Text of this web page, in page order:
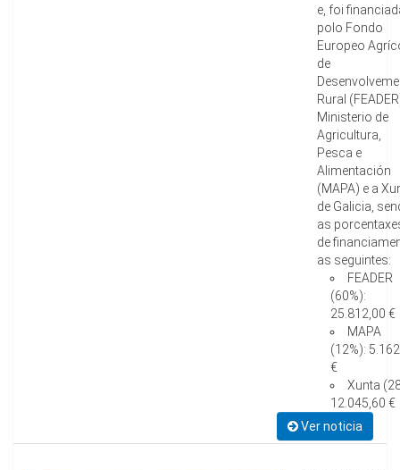
e, foi
polo Fondo
Europeo
de
Rural
Ministerio de
Agricultura,
Pesca e
Alimentación
(MAPA) e a
de Galicia,
as
de
as seguintes:
FEADER
(60%):
25.812,00 €
MAPA
(12%):
€
Xunta
12.045,60 €
Ver noticia